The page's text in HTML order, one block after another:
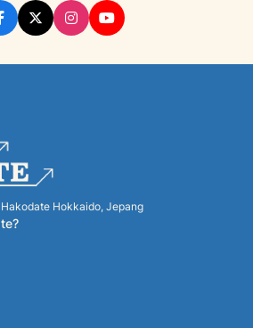
Hokkaido, Jepang